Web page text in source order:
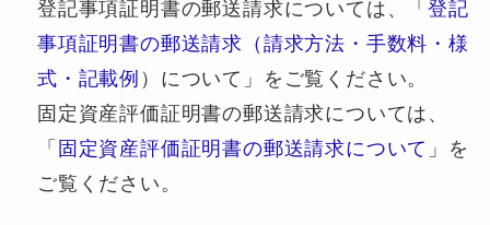
登記事項証明書の郵送請求については、「登記
事項証明書の郵送請求（請求方法・手数料・様
式・記載例 ）について」をご覧ください。
固定資産評価証明書の郵送請求については、
「 固定資産評価証明書の郵送請求について 」を
ご覧ください。